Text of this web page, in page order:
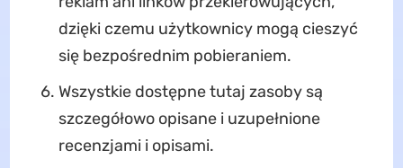
dzięki czemu użytkownicy mogą cieszyć
się bezpośrednim pobieraniem.
Wszystkie dostępne tutaj zasoby są
szczegółowo opisane i uzupełnione
recenzjami i opisami.